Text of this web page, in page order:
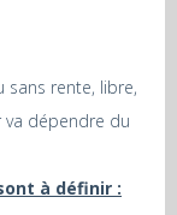
sans rente, libre,
va dépendre du
à définir :